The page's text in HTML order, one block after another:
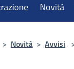
Novità
> Novità > Avvisi